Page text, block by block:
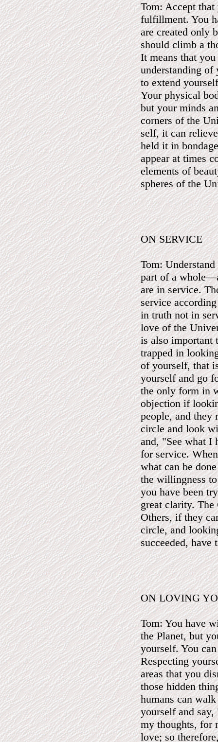
Tom: Accept
fulfillment. You
are created only
should climb a
It means that
understanding of
to extend
Your physical
but your minds
corners of the
self, it can
held it in
appear at times
elements of
spheres of the
ON SERVICE
Tom:
part of a
are in service.
service
in truth not in
love of the
is also important
trapped in
of yourself, that
yourself and go
the only form in
objection if
people, and they
circle and look
and, "See what I
for service.
what can be
the willingness
you have been
great clarity. The
Others, if they
circle, and
succeeded, have
ON LOVING
Tom: You have
the Planet, but
yourself. You
Respecting
areas that you
those hidden
humans can
yourself and
my thoughts, for
love; so